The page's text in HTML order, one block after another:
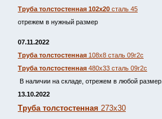
Труба толстостенная 102х20 сталь 45
отрежем в нужный размер
07.11.2022
Труба толстостенная 108х8 сталь 09г2с
Труба толстостенная 480х33 сталь 09г2с
В наличии на складе, отрежем в любой размер.
13.10.2022
Труба толстостенная 273х30